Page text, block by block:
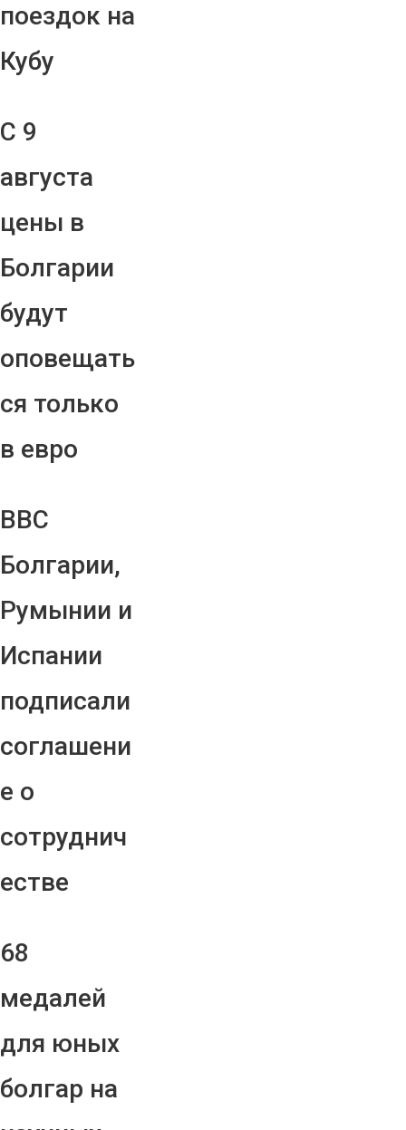
поездок на
Кубу
С 9
августа
цены в
Болгарии
будут
оповещать
ся только
в евро
ВВС
Болгарии,
Румынии и
Испании
подписали
соглашени
е о
сотруднич
естве
68
медалей
для юных
болгар на